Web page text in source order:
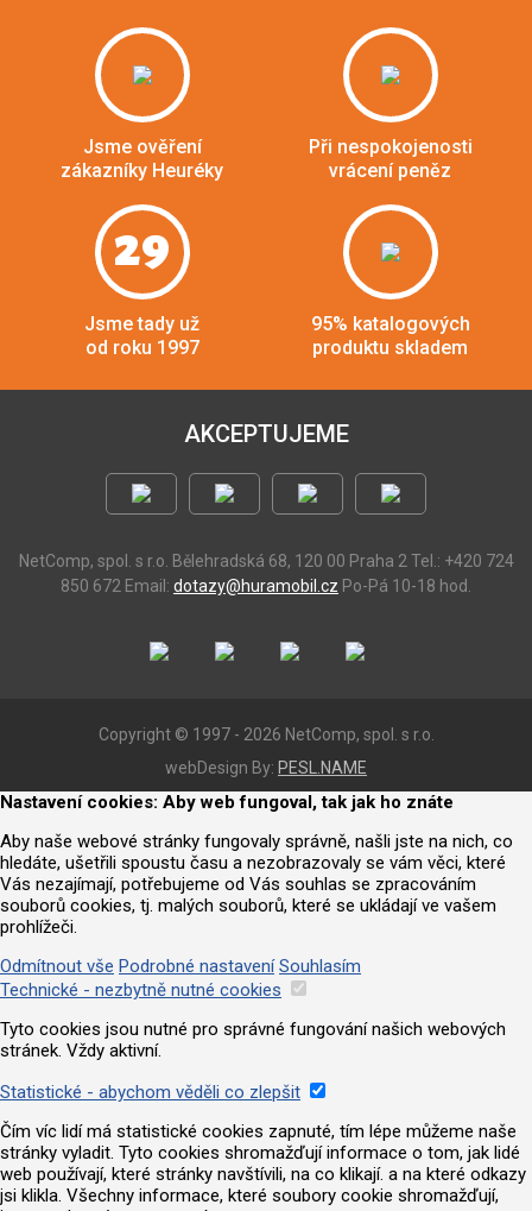
Jsme ověření
zákazníky Heuréky
Při nespokojenosti
vrácení peněz
29
Jsme tady už
od roku 1997
95% katalogových
produktu skladem
AKCEPTUJEME
NetComp, spol. s r.o. Bělehradská 68, 120 00 Praha 2 Tel.: +420 724
850 672 Email: dotazy@huramobil.cz Po-Pá 10-18 hod.
Copyright © 1997 - 2026 NetComp, spol. s r.o.
webDesign By: PESL.NAME
Nastavení cookies: Aby web fungoval, tak jak ho znáte
Aby naše webové stránky fungovaly správně, našli jste na nich, co
hledáte, ušetřili spoustu času a nezobrazovaly se vám věci, které
Vás nezajímají, potřebujeme od Vás souhlas se zpracováním
souborů cookies, tj. malých souborů, které se ukládají ve vašem
prohlížeči.
Odmítnout vše Podrobné nastavení Souhlasím
Technické - nezbytně nutné cookies
Tyto cookies jsou nutné pro správné fungování našich webových
stránek. Vždy aktivní.
Statistické - abychom věděli co zlepšit
Čím víc lidí má statistické cookies zapnuté, tím lépe můžeme naše
stránky vyladit. Tyto cookies shromažďují informace o tom, jak lidé
web používají, které stránky navštívili, na co klikají. a na které odkazy
jsi klikla. Všechny informace, které soubory cookie shromažďují,